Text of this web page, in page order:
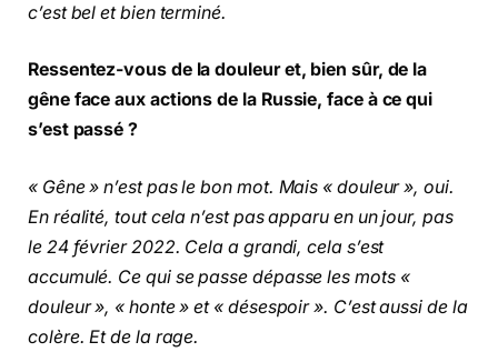
c’est bel et bien terminé.
Ressentez-vous de la douleur et, bien sûr, de la
gêne face aux actions de la Russie, face à ce qui
s’est passé ?
« Gêne » n’est pas le bon mot. Mais « douleur », oui.
En réalité, tout cela n’est pas apparu en un jour, pas
le 24 février 2022. Cela a grandi, cela s’est
accumulé. Ce qui se passe dépasse les mots «
douleur », « honte » et « désespoir ». C’est aussi de la
colère. Et de la rage.